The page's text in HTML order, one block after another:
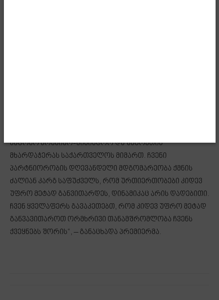
ბატონო პრემიერ-მინისტრო და უნგრეთის
მხარდაჭერას საქართველოს მიმართ. ჩვენი
პარტნიორობის დღევანდელი მდგომარეობა ქმნის
ძალიან კარგ საფუძველს, რომ ურთიერთობები კიდევ
უფრო მეტად განვითარდეს, დინამიკაც არის დადებითი.
ჩვენ ყველაფერს გავაკეთებთ, რომ კიდევ უფრო მეტად
განვავითაროთ ორმხრივი თანამშრომლობა ჩვენს
ქვეყნებს შორის“, – განაცხადა პრემიერმა.